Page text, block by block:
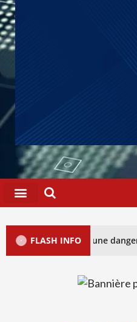
FLASH INFO
une dangereuse fracture au